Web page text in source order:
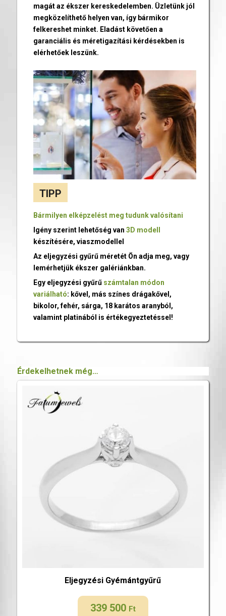
magát az ékszer kereskedelemben. Üzletünk jól
megközelíthető helyen van, így bármikor
felkereshet minket. Eladást követően a
garanciális és méretigazítási kérdésekben is
elérhetőek leszünk.
TIPP
Bármilyen elképzelést meg tudunk valósítani
Igény szerint lehetőség van 3D modell
készítésére, viaszmodellel
Az eljegyzési gyűrű méretét Ön adja meg, vagy
lemérhetjük ékszer galériánkban.
Egy eljegyzési gyűrű számtalan módon
variálható: kővel, más színes drágakővel,
bikolor, fehér, sárga, 18 karátos aranyból,
valamint platinából is értékegyeztetéssel!
Érdekelhetnek még…
Eljegyzési Gyémántgyűrű
339 500 Ft